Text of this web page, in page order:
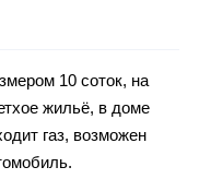
10 соток, на
жильё, в доме
газ, возможен